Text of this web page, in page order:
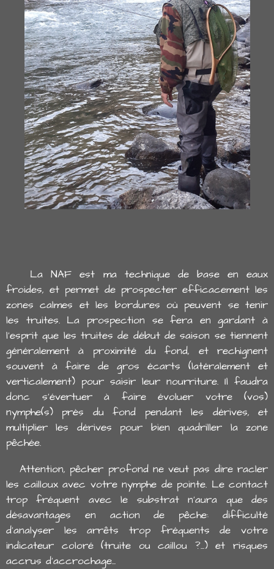
La NAF est ma technique de base en eaux
froides, et permet de prospecter efficacement les
zones calmes et les bordures où peuvent se tenir
les truites. La prospection se fera en gardant à
l'esprit que les truites de début de saison se tiennent
généralement à proximité du fond, et rechignent
souvent à faire de gros écarts (latéralement et
verticalement) pour saisir leur nourriture. Il faudra
donc s'évertuer à faire évoluer votre (vos)
nymphe(s) près du fond pendant les dérives, et
multiplier les dérives pour bien quadriller la zone
pêchée.
Attention, pêcher profond ne veut pas dire racler
les cailloux avec votre nymphe de pointe. Le contact
trop fréquent avec le substrat n'aura que des
désavantages en action de pêche: difficulté
d'analyser les arrêts trop fréquents de votre
indicateur coloré (truite ou caillou ?...) et risques
accrus d'accrochage...